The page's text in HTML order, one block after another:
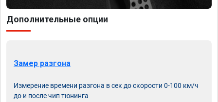
Дополнительные опции
Замер разгона
Измерение времени разгона в сек до скорости 0-100 км/ч
до и после чип тюнинга